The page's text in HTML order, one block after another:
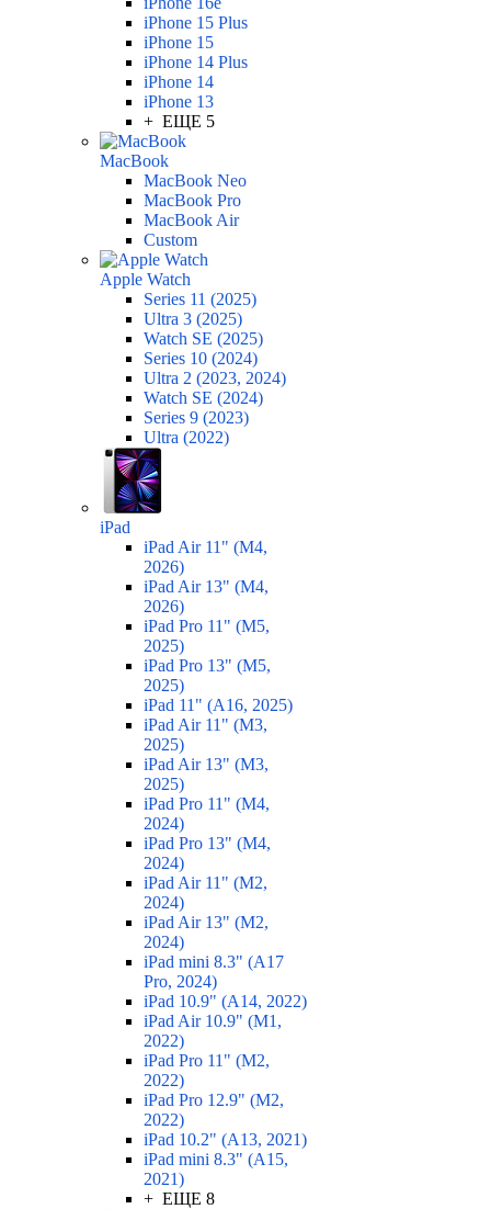
iPhone 15 Plus
iPhone 15
iPhone 14 Plus
iPhone 14
iPhone 13
+ ЕЩЕ 5
MacBook
MacBook Neo
MacBook Pro
MacBook Air
Custom
Apple Watch
Series 11 (2025)
Ultra 3 (2025)
Watch SE (2025)
Series 10 (2024)
Ultra 2 (2023, 2024)
Watch SE (2024)
Series 9 (2023)
Ultra (2022)
iPad
iPad Air 11" (M4,
2026)
iPad Air 13" (M4,
2026)
iPad Pro 11" (M5,
2025)
iPad Pro 13" (M5,
2025)
iPad 11" (A16, 2025)
iPad Air 11" (M3,
2025)
iPad Air 13" (M3,
2025)
iPad Pro 11" (M4,
2024)
iPad Pro 13" (M4,
2024)
iPad Air 11" (M2,
2024)
iPad Air 13" (M2,
2024)
iPad mini 8.3" (A17
Pro, 2024)
iPad 10.9" (A14, 2022)
iPad Air 10.9" (M1,
2022)
iPad Pro 11" (M2,
2022)
iPad Pro 12.9" (M2,
2022)
iPad 10.2" (A13, 2021)
iPad mini 8.3" (A15,
2021)
+ ЕЩЕ 8